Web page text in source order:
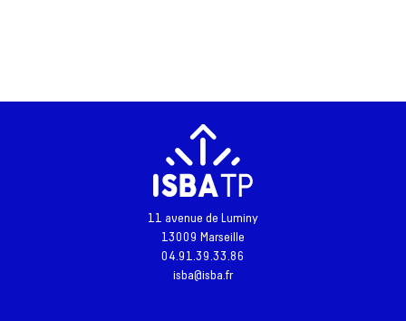
11 avenue de Luminy
13009 Marseille
04.91.39.33.86
isba@isba.fr